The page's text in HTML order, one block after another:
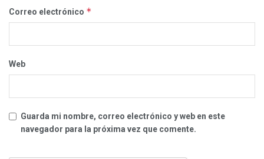
Correo electrónico *
Web
Guarda mi nombre, correo electrónico y web en este
navegador para la próxima vez que comente.